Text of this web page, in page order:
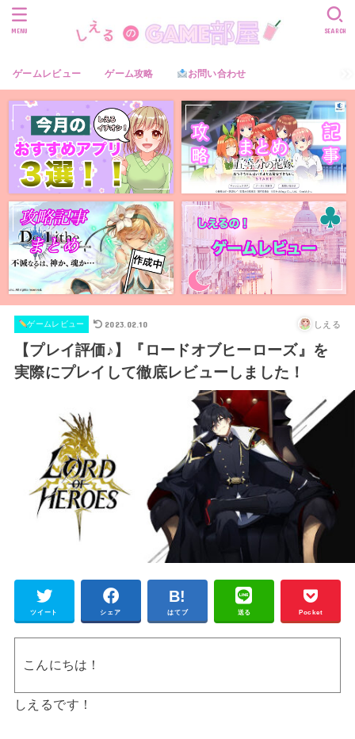
ゲームレビュー ゲーム攻略 お問い合わせ
SEARCH
MENU
ゲームレビュー 2023.02.10 しえる
【プレイ評価♪】『ロードオブヒーローズ』を
実際にプレイして徹底レビューしました！
ツイート シェア はてブ 送る Pocket
こんにちは！
しえるです！